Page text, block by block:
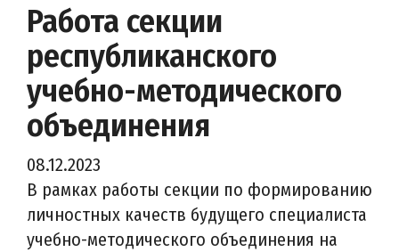
Работа секции
республиканского
учебно-методического
объединения
08.12.2023
В рамках работы секции по формированию
личностных качеств будущего специалиста
учебно-методического объединения на